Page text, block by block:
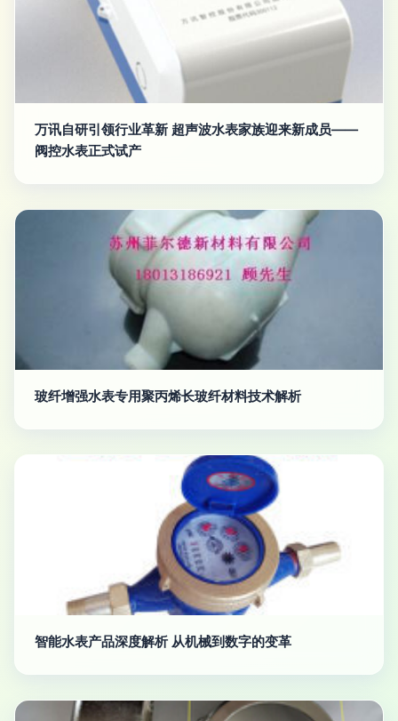
万讯自研引领行业革新 超声波水表家族迎来新成员——
阀控水表正式试产
玻纤增强水表专用聚丙烯长玻纤材料技术解析
智能水表产品深度解析 从机械到数字的变革